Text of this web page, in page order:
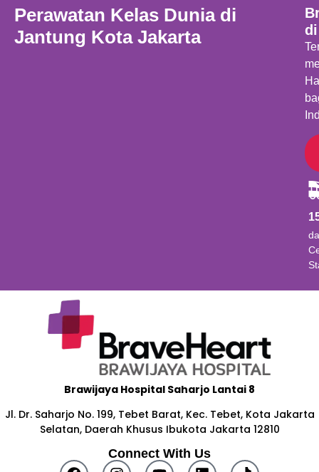
Perawatan Kelas Dunia di
Jantung Kota Jakarta
Brawijaya Hospital Saharjo Lantai 8
Jl. Dr. Saharjo No. 199, Tebet Barat, Kec. Tebet, Kota Jakarta
Selatan, Daerah Khusus Ibukota Jakarta 12810
Connect With Us